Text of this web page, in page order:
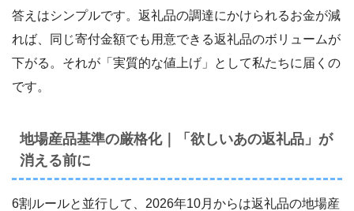
答えはシンプルです。返礼品の調達にかけられるお金が減
れば、同じ寄付金額でも用意できる返礼品のボリュームが
下がる。それが「実質的な値上げ」として私たちに届くの
です。
地場産品基準の厳格化｜「欲しいあの返礼品」が
消える前に
6割ルールと並行して、2026年10月からは返礼品の地場産